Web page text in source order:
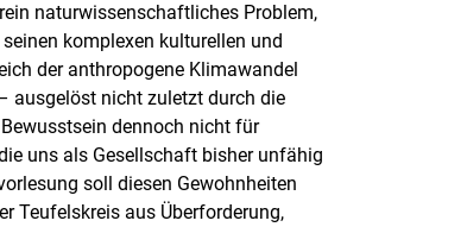
naturwissenschaftliches Problem,
komplexen kulturellen und
der anthropogene Klimawandel
ausgelöst nicht zuletzt durch die
dennoch nicht für
uns als Gesellschaft bisher unfähig
soll diesen Gewohnheiten
Teufelskreis aus Überforderung,